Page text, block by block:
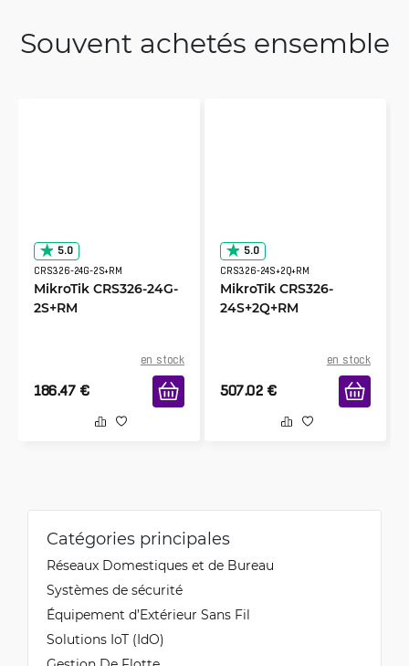
Souvent achetés ensemble
5.0
CRS326-24G-2S+RM
MikroTik CRS326-24G-
2S+RM
en stock
186.47 €
5.0
CRS326-24S+2Q+RM
MikroTik CRS326-
24S+2Q+RM
en stock
507.02 €
Catégories principales
Réseaux Domestiques et de Bureau
Systèmes de sécurité
Équipement d’Extérieur Sans Fil
Solutions IoT (IdO)